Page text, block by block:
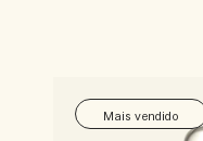
Mais vendido